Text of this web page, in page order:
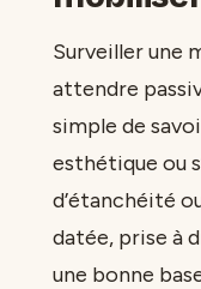
Surveiller une
attendre
simple de
esthétique ou
d’étanchéité
datée, prise à
une bonne